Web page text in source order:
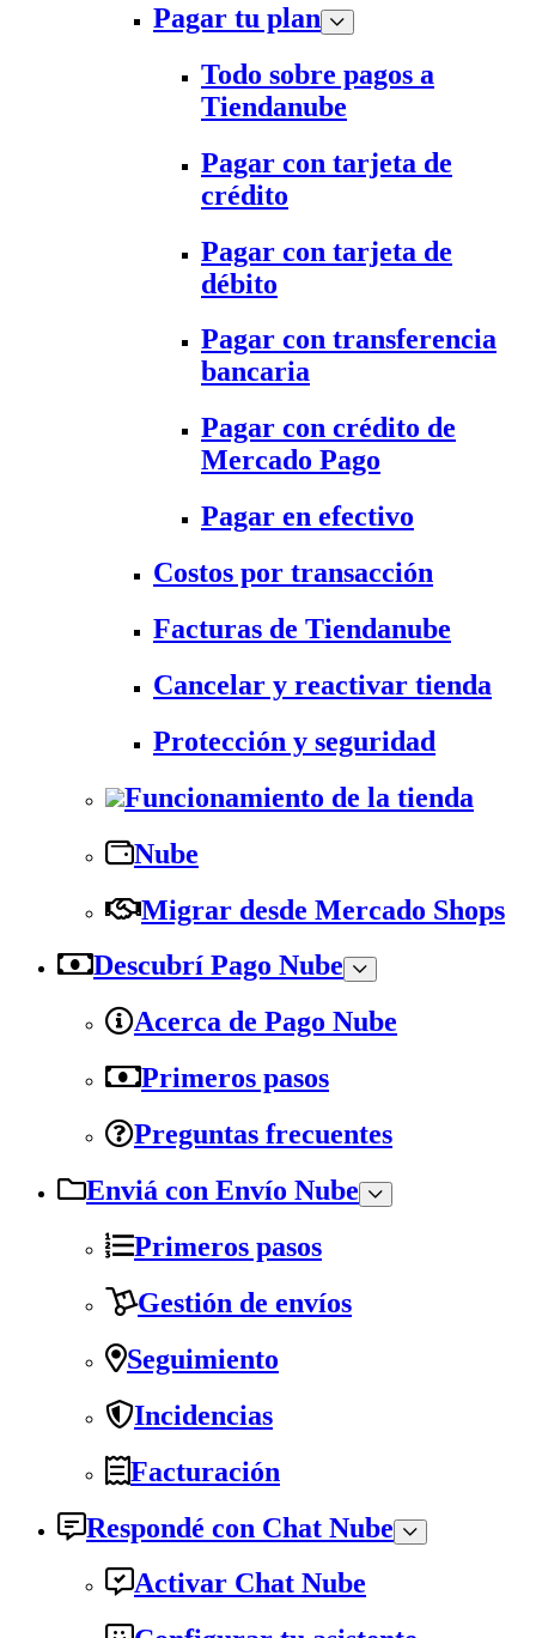
Pagar tu plan
Todo sobre pagos a
Tiendanube
Pagar con tarjeta de
crédito
Pagar con tarjeta de
débito
Pagar con transferencia
bancaria
Pagar con crédito de
Mercado Pago
Pagar en efectivo
Costos por transacción
Facturas de Tiendanube
Cancelar y reactivar tienda
Protección y seguridad
Funcionamiento de la tienda
Nube
Migrar desde Mercado Shops
Descubrí Pago Nube
Acerca de Pago Nube
Primeros pasos
Preguntas frecuentes
Enviá con Envío Nube
Primeros pasos
Gestión de envíos
Seguimiento
Incidencias
Facturación
Respondé con Chat Nube
Activar Chat Nube